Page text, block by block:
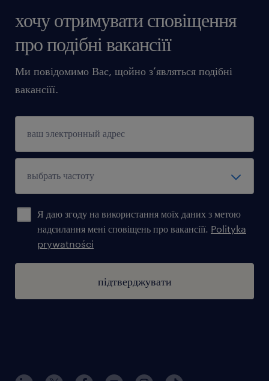
хочу отримувати сповіщення
про подібні вакансіїї
Ми повідомимо Вас, щойно з’являться подібні
вакансіїї.
Я даю згоду на використання моїх даних з метою
надсилання мені сповіщень про вакансіїї. Polityka
prywatności
підтверджувати